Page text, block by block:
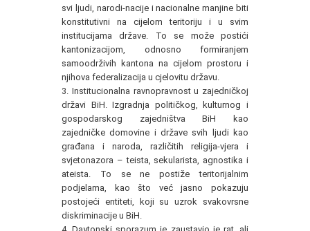
svi ljudi, narodi-nacije i nacionalne manjine biti
konstitutivni na cijelom teritoriju i u svim
institucijama države. To se može postići
kantonizacijom, odnosno formiranjem
samoodrživih kantona na cijelom prostoru i
njihova federalizacija u cjelovitu državu.
3. Institucionalna ravnopravnost u zajedničkoj
državi BiH. Izgradnja političkog, kulturnog i
gospodarskog zajedništva BiH kao
zajedničke domovine i države svih ljudi kao
građana i naroda, različitih religija-vjera i
svjetonazora – teista, sekularista, agnostika i
ateista. To se ne postiže teritorijalnim
podjelama, kao što već jasno pokazuju
postojeći entiteti, koji su uzrok svakovrsne
diskriminacije u BiH.
4. Daytonski sporazum je zaustavio je rat, ali